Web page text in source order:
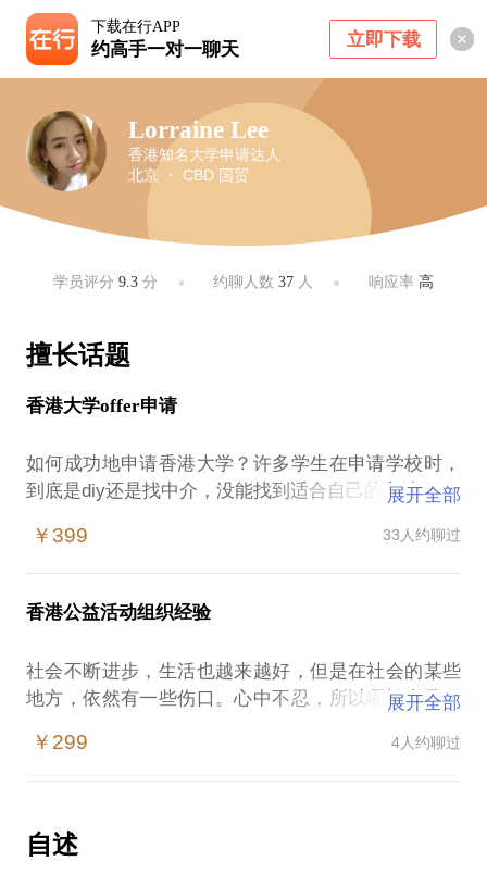
下载在行APP
约高手一对一聊天 立即下载
Lorraine Lee
香港知名大学申请达人
北京 ・ CBD 国贸
学员评分9.3 分 约聊人数 37人 响应率 高
擅长话题
香港大学offer申请
如何成功地申请香港大学？许多学生在申请学校时，
到底是diy还是找中介，没能找到适合自己的方法。
方式，与委托留学机构相比，自己申请更有保证。因
对自己履历的梳理；
对香港多语言学习环境的适应等等。
以在约见中：
帮你理清思路，不走弯路；
可以根据你自身的情况，给你许多适合你的实用小建
我们的谈话会很有效率，毕竟有限的时间只能解决有
展开全部
￥399 33人约聊过
香港公益活动组织经验
社会不断进步，生活也越来越好，但是在社会的某些
地方，依然有一些伤口。心中不忍，所以哪怕力量再
合。而且慢慢的，自己也会从中收获很多，变成一个
内地公益活动组织系统性不强；
活动监管方面不利；
展开全部
￥299 4人约聊过
自述